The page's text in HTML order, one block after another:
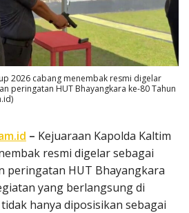
2026 cabang menembak resmi digelar
peringatan HUT Bhayangkara ke-80 Tahun
– Kejuaraan Kapolda Kaltim
resmi digelar sebagai
peringatan HUT Bhayangkara
yang berlangsung di
hanya diposisikan sebagai